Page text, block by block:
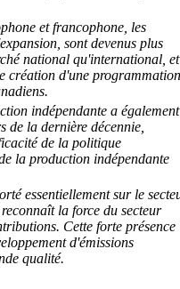
et francophone, les
sont devenus plus
national qu'international, et
création d'une programmation
indépendante a également
de la dernière décennie,
de la politique
la production indépendante
essentiellement sur le
la force du secteur
Cette forte présence
d'émissions
qualité.